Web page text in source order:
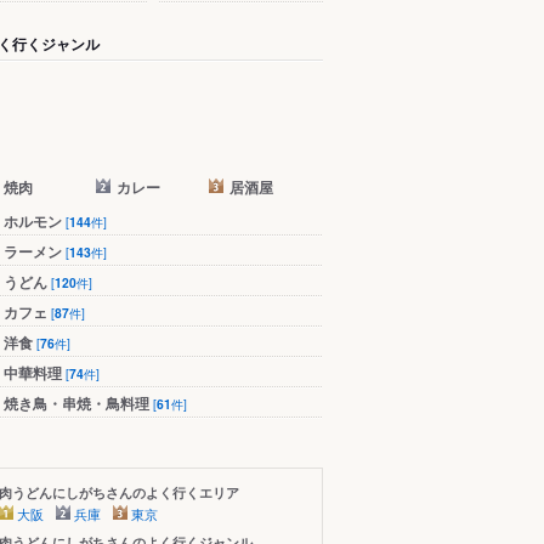
行くジャンル
焼肉 カレー
居酒屋
ホルモン [144件]
ラーメン [143件]
うどん [120件]
カフェ [87件]
洋食 [76件]
中華料理 [74件]
焼き鳥・串焼・鳥料理 [61件]
肉うどんにしがちさんのよく行くエリア
大阪 兵庫 東京